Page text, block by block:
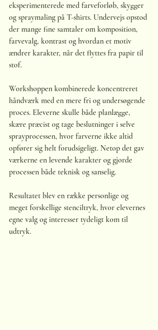
eksperimenterede med farveforløb, skygger
og spraymaling på T-shirts. Undervejs opstod
der mange fine samtaler om komposition,
farvevalg, kontrast og hvordan et motiv
ændrer karakter, når det flyttes fra papir til
stof.
Workshoppen kombinerede koncentreret
håndværk med en mere fri og undersøgende
proces. Eleverne skulle både planlægge,
skære præcist og tage beslutninger i selve
sprayprocessen, hvor farverne ikke altid
opfører sig helt forudsigeligt. Netop det gav
værkerne en levende karakter og gjorde
processen både teknisk og sanselig.
Resultatet blev en række personlige og
meget forskellige stenciltryk, hvor elevernes
egne valg og interesser tydeligt kom til
udtryk.